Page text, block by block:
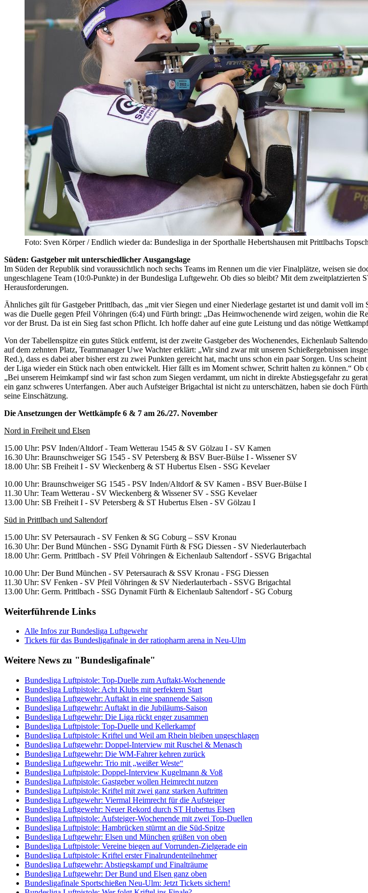
Foto: Sven Körper / Endlich wieder da: Bundesliga in der Sporthalle Hebertshausen mit Prittlbachs
Süden: Gastgeber mit unterschiedlicher Ausgangslage
Im Süden der Republik sind voraussichtlich noch sechs Teams im Rennen um die vier Finalplätze, weisen sie
ungeschlagene Team (10:0-Punkte) in der Bundesliga Luftgewehr. Ob dies so bleibt? Mit dem
Herausforderungen.
Ähnliches gilt für Gastgeber Prittlbach, das „mit vier Siegen und einer Niederlage gestartet ist und damit voll
was die Duelle gegen Pfeil Vöhringen (6:4) und Fürth bringt: „Das Heimwochenende wird zeigen, wohin die
vor der Brust. Da ist ein Sieg fast schon Pflicht. Ich hoffe daher auf eine gute Leistung und das nötige
Von der Tabellenspitze ein gutes Stück entfernt, ist der zweite Gastgeber des Wochenendes, Eichenlaub
auf dem zehnten Platz, Teammanager Uwe Wachter erklärt: „Wir sind zwar mit unseren Schießergebnissen
Red.), dass es dabei aber bisher erst zu zwei Punkten gereicht hat, macht uns schon ein paar Sorgen. Uns
der Liga wieder ein Stück nach oben entwickelt. Hier fällt es im Moment schwer, Schritt halten zu können.“
„Bei unserem Heimkampf sind wir fast schon zum Siegen verdammt, um nicht in direkte Abstiegsgefahr zu
ein ganz schweres Unterfangen. Aber auch Aufsteiger Brigachtal ist nicht zu unterschätzen, haben sie doch
seine Einschätzung.
Die Ansetzungen der Wettkämpfe 6 & 7 am 26./27. November
Nord in Freiheit und Elsen
15.00 Uhr: PSV Inden/Altdorf - Team Wetterau 1545 & SV Gölzau I - SV Kamen
16.30 Uhr: Braunschweiger SG 1545 - SV Petersberg & BSV Buer-Bülse I - Wissener SV
18.00 Uhr: SB Freiheit I - SV Wieckenberg & ST Hubertus Elsen - SSG Kevelaer
10.00 Uhr: Braunschweiger SG 1545 - PSV Inden/Altdorf & SV Kamen - BSV Buer-Bülse I
11.30 Uhr: Team Wetterau - SV Wieckenberg & Wissener SV - SSG Kevelaer
13.00 Uhr: SB Freiheit I - SV Petersberg & ST Hubertus Elsen - SV Gölzau I
Süd in Prittlbach und Saltendorf
15.00 Uhr: SV Petersaurach - SV Fenken & SG Coburg – SSV Kronau
16.30 Uhr: Der Bund München - SSG Dynamit Fürth & FSG Diessen - SV Niederlauterbach
18.00 Uhr: Germ. Prittlbach - SV Pfeil Vöhringen & Eichenlaub Saltendorf - SSVG Brigachtal
10.00 Uhr: Der Bund München - SV Petersaurach & SSV Kronau - FSG Diessen
11.30 Uhr: SV Fenken - SV Pfeil Vöhringen & SV Niederlauterbach - SSVG Brigachtal
13.00 Uhr: Germ. Prittlbach - SSG Dynamit Fürth & Eichenlaub Saltendorf - SG Coburg
Weiterführende Links
Alle Infos zur Bundesliga Luftgewehr
Tickets für das Bundesligafinale in der ratiopharm arena in Neu-Ulm
Weitere News zu "Bundesligafinale"
Bundesliga Luftpistole: Top-Duelle zum Auftakt-Wochenende
Bundesliga Luftpistole: Acht Klubs mit perfektem Start
Bundesliga Luftgewehr: Auftakt in eine spannende Saison
Bundesliga Luftgewehr: Auftakt in die Jubiläums-Saison
Bundesliga Luftgewehr: Die Liga rückt enger zusammen
Bundesliga Luftpistole: Top-Duelle und Kellerkampf
Bundesliga Luftpistole: Kriftel und Weil am Rhein bleiben ungeschlagen
Bundesliga Luftgewehr: Doppel-Interview mit Ruschel & Menasch
Bundesliga Luftgewehr: Die WM-Fahrer kehren zurück
Bundesliga Luftgewehr: Trio mit „weißer Weste“
Bundesliga Luftpistole: Doppel-Interview Kugelmann & Voß
Bundesliga Luftpistole: Gastgeber wollen Heimrecht nutzen
Bundesliga Luftpistole: Kriftel mit zwei ganz starken Auftritten
Bundesliga Luftgewehr: Viermal Heimrecht für die Aufsteiger
Bundesliga Luftgewehr: Neuer Rekord durch ST Hubertus Elsen
Bundesliga Luftpistole: Aufsteiger-Wochenende mit zwei Top-Duellen
Bundesliga Luftpistole: Hambrücken stürmt an die Süd-Spitze
Bundesliga Luftgewehr: Elsen und München grüßen von oben
Bundesliga Luftpistole: Vereine biegen auf Vorrunden-Zielgerade ein
Bundesliga Luftpistole: Kriftel erster Finalrundenteilnehmer
Bundesliga Luftgewehr: Abstiegskampf und Finalträume
Bundesliga Luftgewehr: Der Bund und Elsen ganz oben
Bundesligafinale Sportschießen Neu-Ulm: Jetzt Tickets sichern!